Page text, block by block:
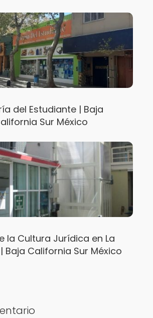
del Estudiante | Baja
Sur México
la Cultura Jurídica en La
| Baja California Sur México